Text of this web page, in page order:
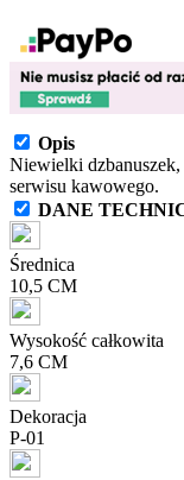
Opis
Niewielki
serwisu kawowego.
DANE
Średnica
10,5 CM
Wysokość całkowita
7,6 CM
Dekoracja
P-01